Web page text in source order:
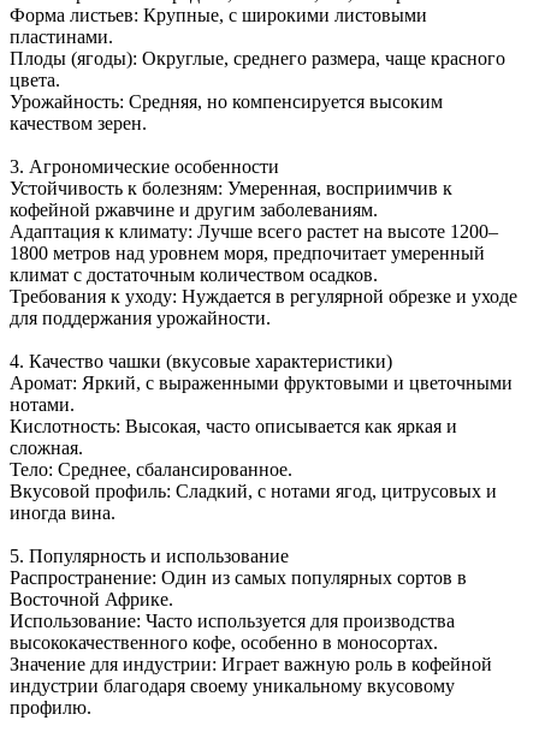
Форма листьев: Крупные, с широкими листовыми
пластинами.
Плоды (ягоды): Округлые, среднего размера, чаще красного
цвета.
Урожайность: Средняя, но компенсируется высоким
качеством зерен.
3. Агрономические особенности
Устойчивость к болезням: Умеренная, восприимчив к
кофейной ржавчине и другим заболеваниям.
Адаптация к климату: Лучше всего растет на высоте 1200–
1800 метров над уровнем моря, предпочитает умеренный
климат с достаточным количеством осадков.
Требования к уходу: Нуждается в регулярной обрезке и уходе
для поддержания урожайности.
4. Качество чашки (вкусовые характеристики)
Аромат: Яркий, с выраженными фруктовыми и цветочными
нотами.
Кислотность: Высокая, часто описывается как яркая и
сложная.
Тело: Среднее, сбалансированное.
Вкусовой профиль: Сладкий, с нотами ягод, цитрусовых и
иногда вина.
5. Популярность и использование
Распространение: Один из самых популярных сортов в
Восточной Африке.
Использование: Часто используется для производства
высококачественного кофе, особенно в моносортах.
Значение для индустрии: Играет важную роль в кофейной
индустрии благодаря своему уникальному вкусовому
профилю.